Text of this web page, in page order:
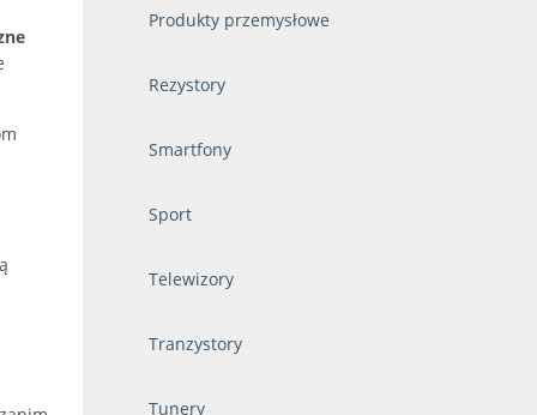
Produkty przemysłowe
Rezystory
Smartfony
Sport
Telewizory
Tranzystory
Tunery